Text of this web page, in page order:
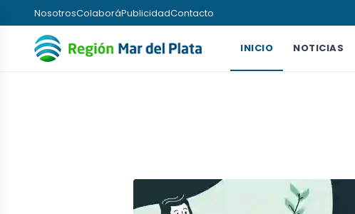
NosotrosColaboráPublicidadContacto
INICIO NOTICIAS